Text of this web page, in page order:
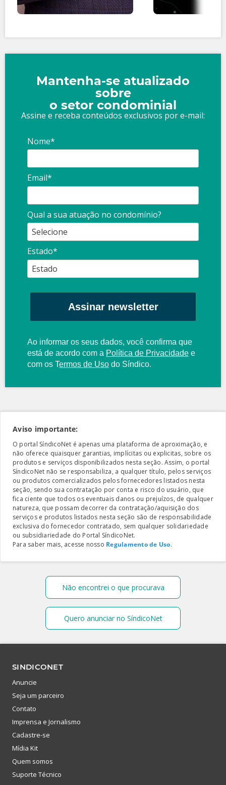
Mantenha-se atualizado
sobre
o setor condominial
Assine e receba conteúdos exclusivos por e-mail:
Nome*
Email*
Qual a sua atuação no condomínio?
Estado*
Assinar newsletter
Ao informar os seus dados, você confirma que
está de acordo com a Política de Privacidade e
com os Termos de Uso do Síndico.
Aviso importante:
O portal SíndicoNet é apenas uma plataforma de aproximação, e
não oferece quaisquer garantias, implícitas ou explicitas, sobre os
produtos e serviços disponibilizados nesta seção. Assim, o portal
SíndicoNet não se responsabiliza, a qualquer título, pelos serviços
ou produtos comercializados pelos fornecedores listados nesta
seção, sendo sua contratação por conta e risco do usuário, que
fica ciente que todos os eventuais danos ou prejuízos, de qualquer
natureza, que possam decorrer da contratação/aquisição dos
serviços e produtos listados nesta seção são de responsabilidade
exclusiva do fornecedor contratado, sem qualquer solidariedade
ou subsidiariedade do Portal SíndicoNet.
Para saber mais, acesse nosso Regulamento de Uso.
Não encontrei o que procurava
Quero anunciar no SíndicoNet
SINDICONET
Anuncie
Seja um parceiro
Contato
Imprensa e Jornalismo
Cadastre-se
Mídia Kit
Quem somos
Suporte Técnico